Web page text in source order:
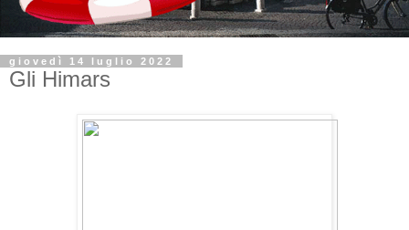
giovedì 14 luglio 2022
Gli Himars